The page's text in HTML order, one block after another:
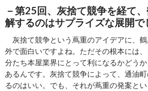
－第25回、灰捨て競争を経て
解するのはサプライズな展開で
灰捨て競争という蔦重のアイデアに、
外で面白いですよね。ただその根本には
分たち本屋業界にとって利になるかどう
あるんです。灰捨て競争によって、通油
るのはいい。でも、それが蔦重の発案とい